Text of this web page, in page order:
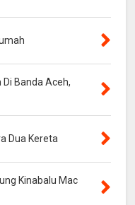
Banda Aceh,
Dua Kereta
Kinabalu Mac